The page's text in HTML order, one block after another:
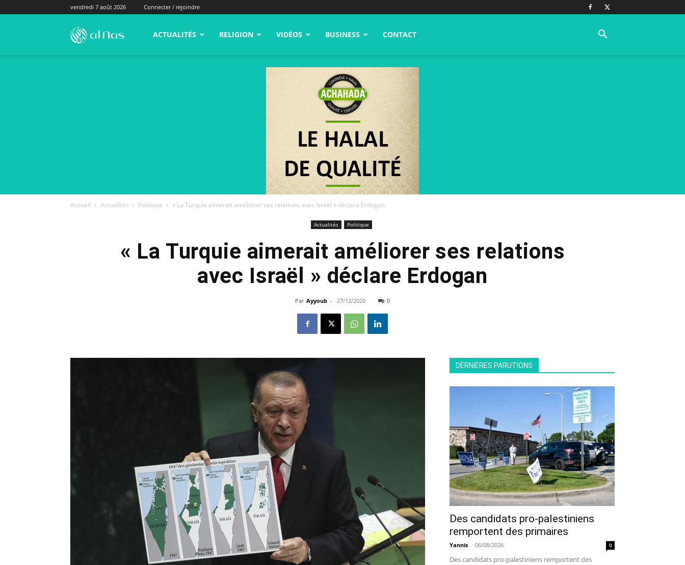
vendredi 7 août 2026 Connecter / rejoindre
alNas.fr ACTUALITÉS RELIGION VIDÉOS BUSINESS CONTACT
Accueil Actualités Politique « La Turquie aimerait améliorer ses relations avec Israël » déclare Erdogan
Actualités Politique
« La Turquie aimerait améliorer ses relations
avec Israël » déclare Erdogan
Par Ayyoub - 27/12/2020 0
DERNIÈRES PARUTIONS
Des candidats pro-palestiniens
remportent des primaires
Yannis - 06/08/2026 0
Des candidats pro-palestiniens remportent des